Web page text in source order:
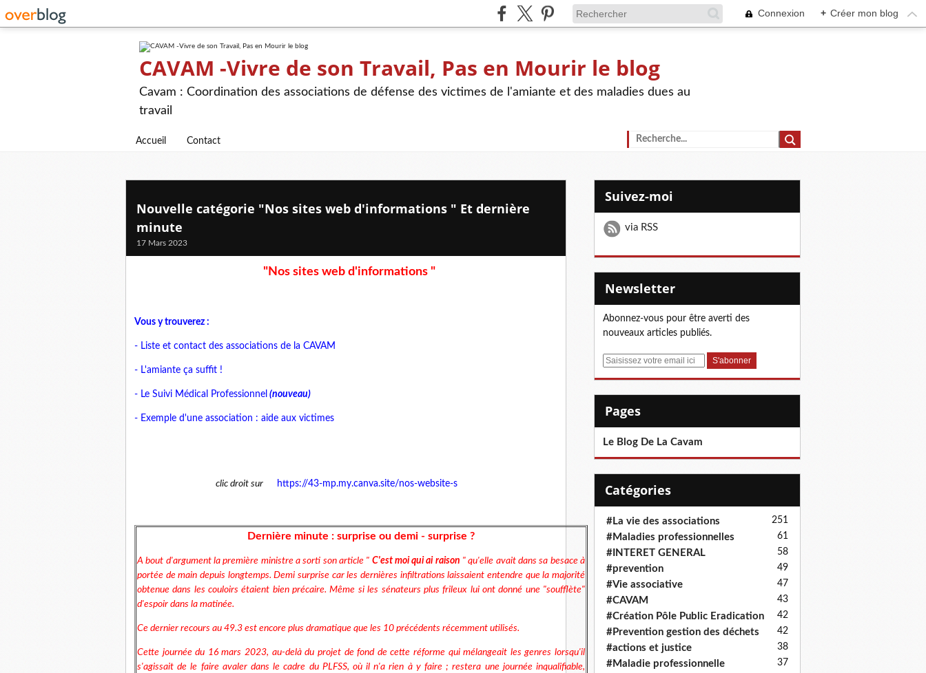
Connexion + Créer mon blog
CAVAM -Vivre de son Travail, Pas en Mourir le blog
Cavam : Coordination des associations de défense des victimes de l'amiante et des maladies dues au
travail
Accueil Contact
Nouvelle catégorie "Nos sites web d'informations " Et dernière
minute
17 Mars 2023
"Nos sites web d'informations "
Vous y trouverez :
- Liste et contact des associations de la CAVAM
- L'amiante ça suffit !
- Le Suivi Médical Professionnel (nouveau)
- Exemple d'une association : aide aux victimes
clic droit surhttps://43-mp.my.canva.site/nos-website-s
Dernière minute : surprise ou demi - surprise ?
A bout d'argument la première ministre a sorti son article " C'est moi qui ai raison " qu'elle avait dans sa besace à
portée de main depuis longtemps.Demi surprise car les dernières infiltrations laissaient entendre que la majorité
obtenue dans les couloirs étaient bien précaire. Même si les sénateurs plus frileux lui ont donné une "soufflète"
d'espoir dans la matinée.
Ce dernier recours au 49.3 est encore plus dramatique que les 10 précédents récemment utilisés.
Cette journée du 16 mars 2023, au-delà du projet de fond de cette réforme qui mélangeait les genres lorsqu'il
s'agissait de le faire avaler dans le cadre du PLFSS, où il n'a rien à y faire ; restera une journée inqualifiable,
Suivez-moi
via RSS
Newsletter
Abonnez-vous pour être averti des
nouveaux articles publiés.
E
Pages
Le Blog De La Cavam
Catégories
#La vie des associations 251
#Maladies professionnelles 61
#INTERET GENERAL 58
#prevention 49
#Vie associative 47
#CAVAM 43
#Création Pôle Public Eradication 42
#Prevention gestion des déchets 42
#actions et justice 38
#Maladie professionnelle 37